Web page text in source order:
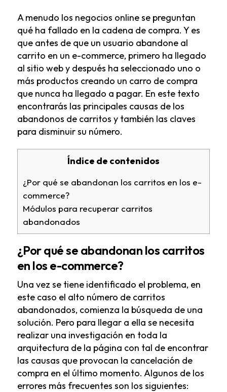
A menudo los negocios online se preguntan
qué ha fallado en la cadena de compra. Y es
que antes de que un usuario abandone al
carrito en un e-commerce, primero ha llegado
al sitio web y después ha seleccionado uno o
más productos creando un carro de compra
que nunca ha llegado a pagar. En este texto
encontrarás las principales causas de los
abandonos de carritos y también las claves
para disminuir su número.
Índice de contenidos
¿Por qué se abandonan los carritos en los e-
commerce?
Módulos para recuperar carritos
abandonados
¿Por qué se abandonan los carritos
en los e-commerce?
Una vez se tiene identificado el problema, en
este caso el alto número de carritos
abandonados, comienza la búsqueda de una
solución. Pero para llegar a ella se necesita
realizar una investigación en toda la
arquitectura de la página con tal de encontrar
las causas que provocan la cancelación de
compra en el último momento. Algunos de los
errores más frecuentes son los siguientes: